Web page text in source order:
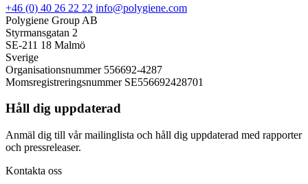
+46 (0) 40 26 22 22 info@polygiene.com
Polygiene Group AB
Styrmansgatan 2
SE-211 18 Malmö
Sverige
Organisationsnummer 556692-4287
Momsregistreringsnummer SE556692428701
Håll dig uppdaterad
Anmäl dig till vår mailinglista och håll dig uppdaterad med rapporter
och pressreleaser.
Kontakta oss